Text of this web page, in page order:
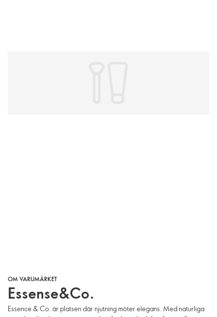
OM VARUMÄRKET
Essense&Co.
Essence & Co. är platsen där njutning möter elegans. Med naturliga